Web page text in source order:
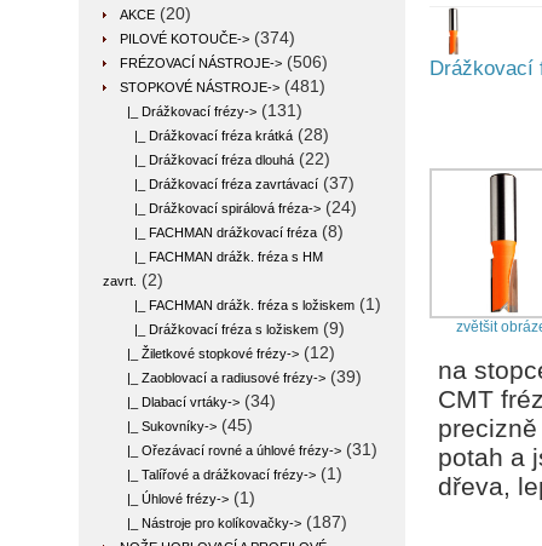
AKCE (20)
PILOVÉ KOTOUČE-> (374)
FRÉZOVACÍ NÁSTROJE-> (506)
STOPKOVÉ NÁSTROJE-> (481)
|_ Drážkovací frézy-> (131)
|_ Drážkovací fréza krátká (28)
|_ Drážkovací fréza dlouhá (22)
|_ Drážkovací fréza zavrtávací (37)
|_ Drážkovací spirálová fréza-> (24)
|_ FACHMAN drážkovací fréza (8)
|_ FACHMAN drážk. fréza s HM
zavrt.
(2)
|_ FACHMAN drážk. fréza s ložiskem (1)
|_ Drážkovací fréza s ložiskem (9)
|_ Žiletkové stopkové frézy-> (12)
|_ Zaoblovací a radiusové frézy-> (39)
|_ Dlabací vrtáky-> (34)
|_ Sukovníky-> (45)
|_ Ořezávací rovné a úhlové frézy-> (31)
|_ Talířové a drážkovací frézy-> (1)
|_ Úhlové frézy-> (1)
|_ Nástroje pro kolíkovačky-> (187)
Drážkovací
zvětšit
na
CMT
potah a
dřeva,